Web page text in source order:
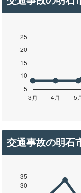
交通事故の明石